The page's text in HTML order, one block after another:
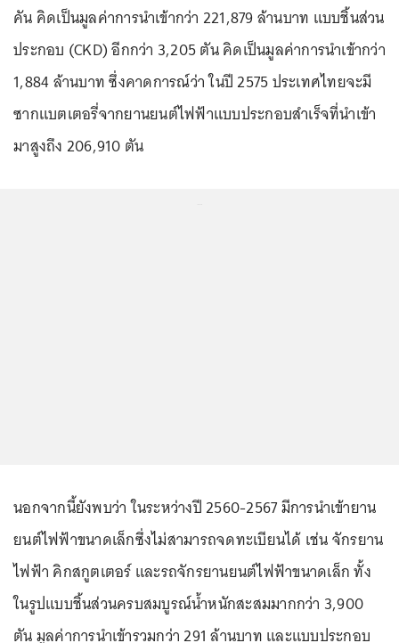
คัน คิดเป็นมูลค่าการนำเข้ากว่า 221,879 ล้านบาท แบบชิ้นส่วน
ประกอบ (CKD) อีกกว่า 3,205 ตัน คิดเป็นมูลค่าการนำเข้ากว่า
1,884 ล้านบาท ซึ่งคาดการณ์ว่า ในปี 2575 ประเทศไทยจะมี
ซากแบตเตอรี่จากยานยนต์ไฟฟ้าแบบประกอบสำเร็จที่นำเข้า
มาสูงถึง 206,910 ตัน
นอกจากนี้ยังพบว่า ในระหว่างปี 2560-2567 มีการนำเข้ายาน
ยนต์ไฟฟ้าขนาดเล็กซึ่งไม่สามารถจดทะเบียนได้ เช่น จักรยาน
ไฟฟ้า คิกสกูตเตอร์ และรถจักรยานยนต์ไฟฟ้าขนาดเล็ก ทั้ง
ในรูปแบบชิ้นส่วนครบสมบูรณ์น้ำหนักสะสมมากกว่า 3,900
ตัน มูลค่าการนำเข้ารวมกว่า 291 ล้านบาท และแบบประกอบ